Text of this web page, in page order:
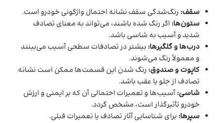
سقف: رنگ‌شدگی سقف نشانه احتمال واژگونی خودرو است.
ستون‌ها: اگر رنگ شده باشند، می‌تواند به معنای تصادف
شدید و آسیب به شاسی باشد.
درب‌ها و گلگیرها: بیشتر در تصادفات سطحی آسیب می‌بینند
و معمولاً رنگ می‌شوند.
کاپوت و صندوق: رنگ شدن این قسمت‌ها ممکن است نشانه
تصادف از جلو یا عقب باشد.
شاسی:آسیب‌ها و تعمیرات احتمالی آن که بر ایمنی و ارزش
خودرو تأثیرگذار است، مشخص گردد.
سپرها: برای شناسایی آثار تصادف یا تعمیرات قبلی.